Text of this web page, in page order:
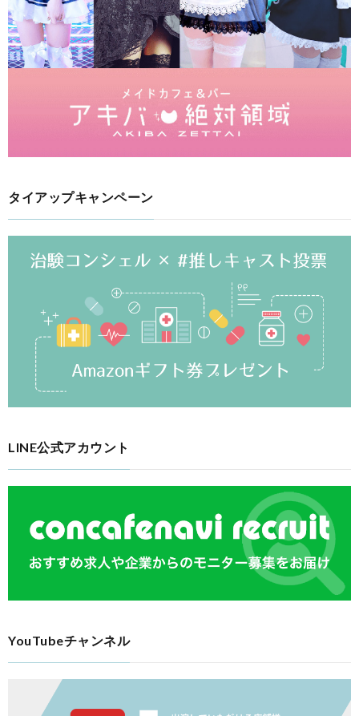
タイアップキャンペーン
LINE公式アカウント
YouTubeチャンネル